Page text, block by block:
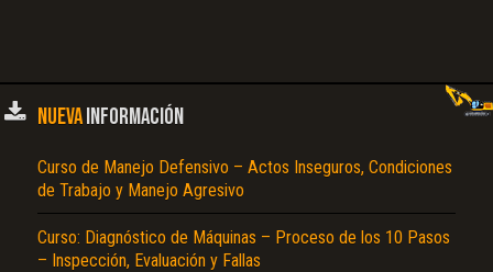
NUEVAINFORMACIÓN
Curso de Manejo Defensivo – Actos Inseguros, Condiciones
de Trabajo y Manejo Agresivo
Curso: Diagnóstico de Máquinas – Proceso de los 10 Pasos
– Inspección, Evaluación y Fallas